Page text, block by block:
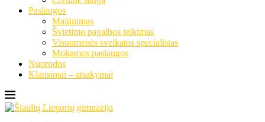
Paslaugos
Maitinimas
Švietimo pagalbos teikimas
Visuomenės sveikatos specialistas
Mokamos paslaugos
Nuorodos
Klausimai – atsakymai